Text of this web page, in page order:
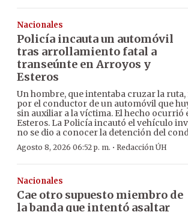
Nacionales
Policía incauta un automóvil
tras arrollamiento fatal a
transeúnte en Arroyos y
Esteros
Un hombre, que intentaba cruzar la
por el conductor de un automóvil que
sin auxiliar a la víctima. El hecho ocurrió
Esteros. La Policía incautó el vehículo
no se dio a conocer la detención del
Agosto 8, 2026 06:52 p. m. · Redacción ÚH
Nacionales
Cae otro supuesto miembro de
la banda que intentó asaltar